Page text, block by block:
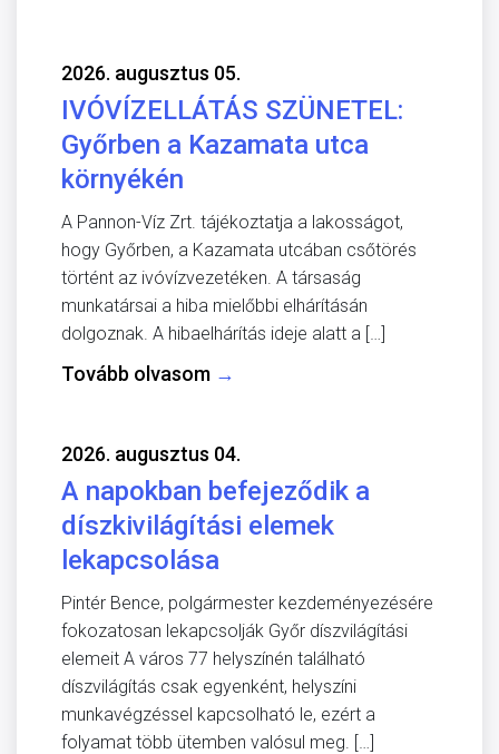
2026. augusztus 05.
IVÓVÍZELLÁTÁS SZÜNETEL:
Győrben a Kazamata utca
környékén
A Pannon-Víz Zrt. tájékoztatja a lakosságot,
hogy Győrben, a Kazamata utcában csőtörés
történt az ivóvízvezetéken. A társaság
munkatársai a hiba mielőbbi elhárításán
dolgoznak. A hibaelhárítás ideje alatt a […]
Tovább olvasom →
2026. augusztus 04.
A napokban befejeződik a
díszkivilágítási elemek
lekapcsolása
Pintér Bence, polgármester kezdeményezésére
fokozatosan lekapcsolják Győr díszvilágítási
elemeit A város 77 helyszínén található
díszvilágítás csak egyenként, helyszíni
munkavégzéssel kapcsolható le, ezért a
folyamat több ütemben valósul meg. […]